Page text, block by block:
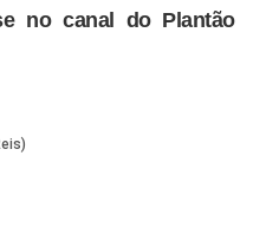
no canal do Plantão